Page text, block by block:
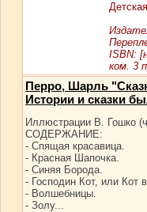
ISBN:
ком. 3
Перро, Шарль
Истории и сказки
Иллюстрации В. Гошко
СОДЕРЖАНИЕ:
- Спящая красавица.
- Красная Шапочка.
- Синяя Борода.
- Господин Кот, или Кот
- Волшебницы.
- Золу...